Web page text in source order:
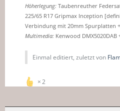
Höherlegung: Taubenreuther
225/65 R17 Gripmax Inception
Verbindung mit 20mm Spurplatten
Multimedia: Kenwood DMX5020DAB
Einmal editiert, zuletzt von
2